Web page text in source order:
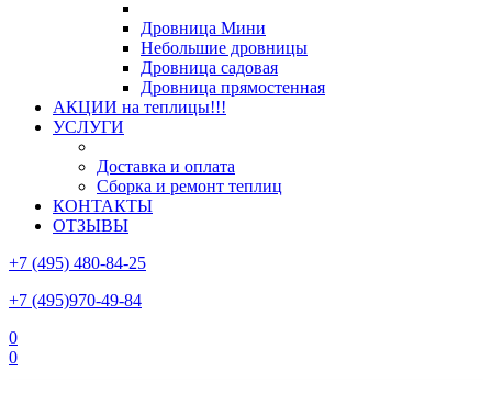
Дровница Мини
Небольшие дровницы
Дровница садовая
Дровница прямостенная
АКЦИИ на теплицы!!!
УСЛУГИ
Доставка и оплата
Сборка и ремонт теплиц
КОНТАКТЫ
ОТЗЫВЫ
+7 (495) 480-84-25
+7 (495)970-49-84
0
0